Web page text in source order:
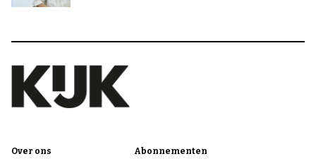
Over ons Abonnementen